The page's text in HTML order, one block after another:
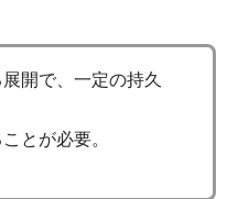
開で、一定の持久
とが必要。